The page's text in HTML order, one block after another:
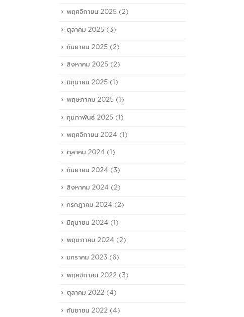
พฤศจิกายน 2025 (2)
ตุลาคม 2025 (3)
กันยายน 2025 (2)
สิงหาคม 2025 (2)
มิถุนายน 2025 (1)
พฤษภาคม 2025 (1)
กุมภาพันธ์ 2025 (1)
พฤศจิกายน 2024 (1)
ตุลาคม 2024 (1)
กันยายน 2024 (3)
สิงหาคม 2024 (2)
กรกฎาคม 2024 (2)
มิถุนายน 2024 (1)
พฤษภาคม 2024 (2)
มกราคม 2023 (6)
พฤศจิกายน 2022 (3)
ตุลาคม 2022 (4)
กันยายน 2022 (4)